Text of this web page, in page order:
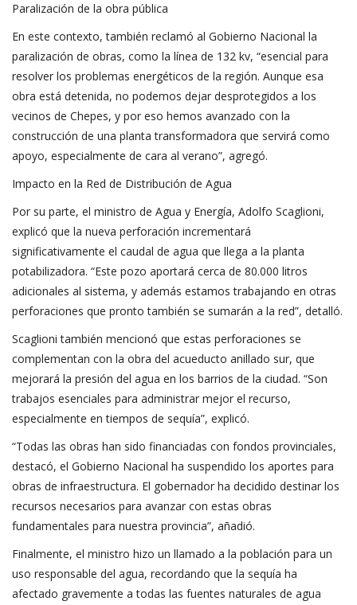
Paralización de la obra pública
En este contexto, también reclamó al Gobierno Nacional la
paralización de obras, como la línea de 132 kv, “esencial para
resolver los problemas energéticos de la región. Aunque esa
obra está detenida, no podemos dejar desprotegidos a los
vecinos de Chepes, y por eso hemos avanzado con la
construcción de una planta transformadora que servirá como
apoyo, especialmente de cara al verano”, agregó.
Impacto en la Red de Distribución de Agua
Por su parte, el ministro de Agua y Energía, Adolfo Scaglioni,
explicó que la nueva perforación incrementará
significativamente el caudal de agua que llega a la planta
potabilizadora. “Este pozo aportará cerca de 80.000 litros
adicionales al sistema, y además estamos trabajando en otras
perforaciones que pronto también se sumarán a la red”, detalló.
Scaglioni también mencionó que estas perforaciones se
complementan con la obra del acueducto anillado sur, que
mejorará la presión del agua en los barrios de la ciudad. “Son
trabajos esenciales para administrar mejor el recurso,
especialmente en tiempos de sequía”, explicó.
“Todas las obras han sido financiadas con fondos provinciales,
destacó, el Gobierno Nacional ha suspendido los aportes para
obras de infraestructura. El gobernador ha decidido destinar los
recursos necesarios para avanzar con estas obras
fundamentales para nuestra provincia”, añadió.
Finalmente, el ministro hizo un llamado a la población para un
uso responsable del agua, recordando que la sequía ha
afectado gravemente a todas las fuentes naturales de agua